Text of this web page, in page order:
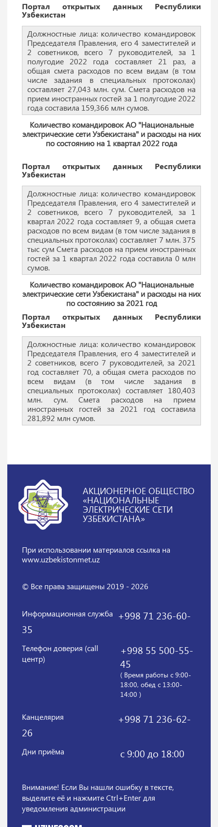
Портал открытых данных Республики
Узбекистан
Должностные лица: количество командировок
Председателя Правления, его 4 заместителей и
2 советников, всего 7 руководителей, за 1
полугодие 2022 года составляет 21 раз, а
общая смета расходов по всем видам (в том
числе задания в специальных протоколах)
составляет 27,043 млн. сум. Смета расходов на
прием иностранных гостей за 1 полугодие 2022
года составила 159,366 млн сумов.
Количество командировок АО "Национальные
электрические сети Узбекистана" и расходы на них
по состоянию на 1 квартал 2022 года
Портал открытых данных Республики
Узбекистан
Должностные лица: количество командировок
Председателя Правления, его 4 заместителей и
2 советников, всего 7 руководителей, за 1
квартал 2022 года составляет 9, а общая смета
расходов по всем видам (в том числе задания в
специальных протоколах) составляет 7 млн. 375
тыс сум Смета расходов на прием иностранных
гостей за 1 квартал 2022 года составила 0 млн
сумов.
Количество командировок АО "Национальные
электрические сети Узбекистана" и расходы на них
по состоянию за 2021 год
Портал открытых данных Республики
Узбекистан
Должностные лица: количество командировок
Председателя Правления, его 4 заместителей и
2 советников, всего 7 руководителей, за 2021
год составляет 70, а общая смета расходов по
всем видам (в том числе задания в
специальных протоколах) составляет 180,403
млн. сум. Смета расходов на прием
иностранных гостей за 2021 год составила
281,892 млн сумов.
АКЦИОНЕРНОЕ ОБЩЕСТВО
«НАЦИОНАЛЬНЫЕ
ЭЛЕКТРИЧЕСКИЕ СЕТИ
УЗБЕКИСТАНА»
При использовании материаловссылка на
www.uzbekistonmet.uz
© Все права защищены 2019 - 2026
Информационная служба
+998 71 236-60-
35
Телефон доверия (call
центр)
+998 55 500-55-
45
( Время работы с 9:00-
18:00, обед с 13:00-
14:00 )
Канцелярия
+998 71 236-62-
26
Дни приёма с 9:00 до 18:00
Внимание! Если Вы нашли ошибку в тексте,
выделите её и нажмите Ctrl+Enter для
уведомления администрации